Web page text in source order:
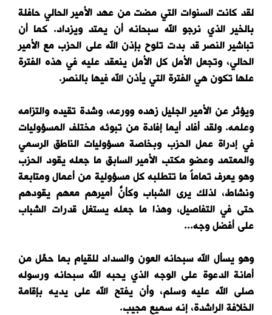
لقد كانت السنوات التي مضت من عهد الأمير الحالي حافلة
بالخير الذي نرجو الله سبحانه أن يمتد ويزداد. كما أن
تباشير النصر قد بدت تلوح بإذن الله على الحزب مع الأمير
الحالي، وتجعل الأمل كل الأمل ينعقد عليه في هذه الفترة
علها تكون هي الفترة التي يأذن الله فيها بالنصر.
ويؤثر عن الأمير الجليل زهده وورعه، وشدة تقيده والتزامه
وعلمه. ولقد أفاد أيما إفادة من تبوئه مختلف المسؤوليات
في إدراة عمل الحزب وبخاصة مسؤوليات الناطق الرسمي
والمعتمد وعضو مكتب الأمير السابق ما جعله يقود الحزب
وهو يعرف تماماً ما تتطلبه كل مسؤولية من أعمال ومتابعة
ونشاط، لذلك يرى الشباب وكأنَّ أميرهم معهم يقودهم
حتى في التفاصيل، وهذا ما جعله يستغل قدرات الشباب
على أفضل وجه...
وهو يسأل الله سبحانه العون والسداد للقيام بما حمِّل من
أمانة الدعوة على الوجه الذي يحبه الله سبحانه ورسوله
صلى الله عليه وسلم، وأن يفتح الله على يديه بإقامة
الخلافة الراشدة، إنه سميع مجيب.